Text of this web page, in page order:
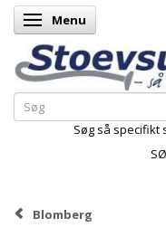
Skifte navigation
Menu
Søg så specifikt
Blomberg